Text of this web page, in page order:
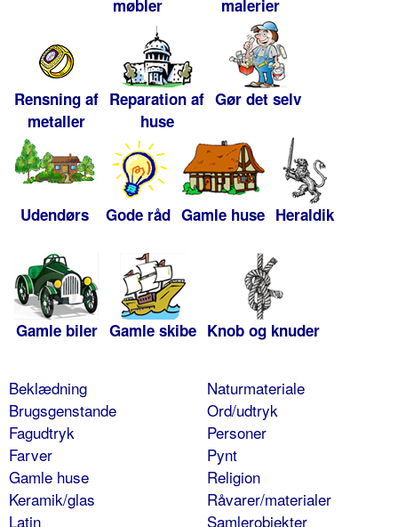
møbler
malerier
Rensning af
metaller
Reparation af
huse
Gør det selv
Udendørs Gode råd Gamle huse Heraldik
Gamle biler Gamle skibe Knob og knuder
Beklædning
Brugsgenstande
Fagudtryk
Farver
Gamle huse
Keramik/glas
Latin
Naturmateriale
Ord/udtryk
Personer
Pynt
Religion
Råvarer/materialer
Samlerobjekter